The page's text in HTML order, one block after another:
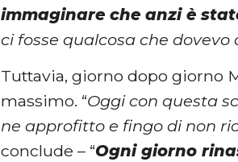
immaginare che anzi è
ci fosse qualcosa che
Tuttavia, giorno dopo giorno
massimo. “Oggi con questa
ne approfitto e fingo di non
conclude – “Ogni giorno